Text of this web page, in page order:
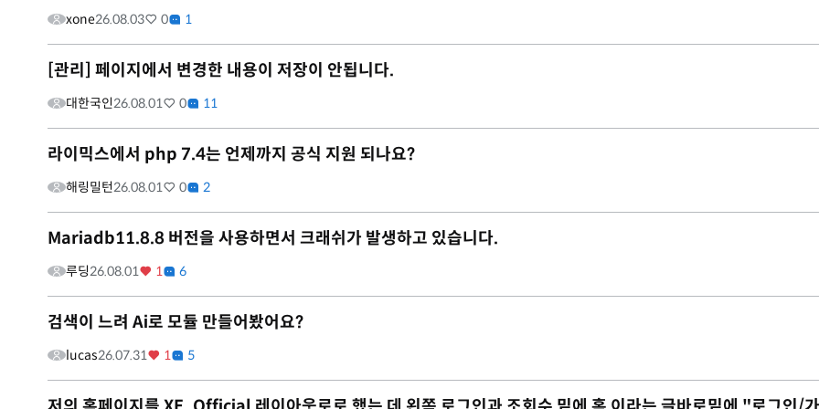
xone26.08.03 0 1
[관리] 페이지에서 변경한 내용이 저장이 안됩니다.
대한국인26.08.01 0 11
라이믹스에서 php 7.4는 언제까지 공식 지원 되나요?
해링밀턴26.08.01 0 2
Mariadb11.8.8 버전을 사용하면서 크래쉬가 발생하고 있습니다.
루딩26.08.01 1 6
검색이 느려 Ai로 모듈 만들어봤어요?
lucas26.07.31 1 5